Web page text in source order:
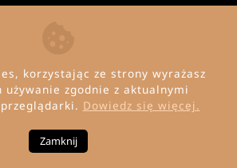
korzystając ze strony wyrażasz
używanie zgodnie z aktualnymi
Dowiedz się więcej.
Zamknij
© Copyright 2026 Invena